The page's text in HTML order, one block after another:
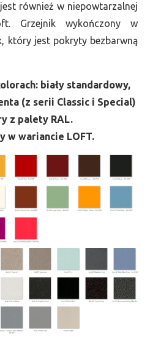
również w niepowtarzalnej
Grzejnik wykończony w
który jest pokryty bezbarwną
biały standardowy,
(z serii Classic i Special)
z palety RAL.
w wariancie LOFT.